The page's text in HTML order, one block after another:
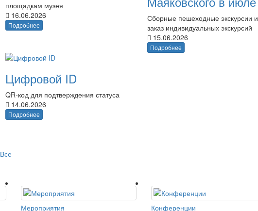
площадкам музея
16.06.2026
Подробнее
Сборные пешеходные экскурсии и
заказ индивидуальных экскурсий
15.06.2026
Подробнее
Цифровой ID
QR-код для подтверждения статуса
14.06.2026
Подробнее
Все
Мероприятия Конференции